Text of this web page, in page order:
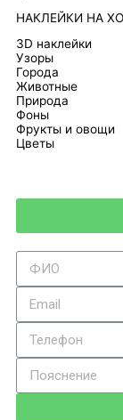
НАКЛЕЙКИ НА
3D наклейки
Узоры
Города
Животные
Природа
Фоны
Фрукты и овощи
Цветы